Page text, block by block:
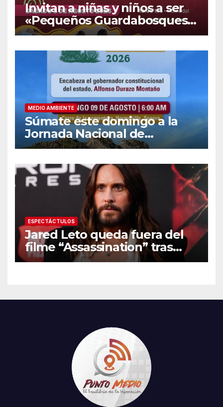
Invitan a niñas y niños a ser
«Pequeños Guardabosques»
en La Sauceda
MEDIO AMBIENTE
Súmate este domingo a la
Jornada Nacional de
Reforestación 2026
ESPECTÁCTULOS
Jared Leto queda fuera del
filme “Assassination” tras
resurgir denuncias de